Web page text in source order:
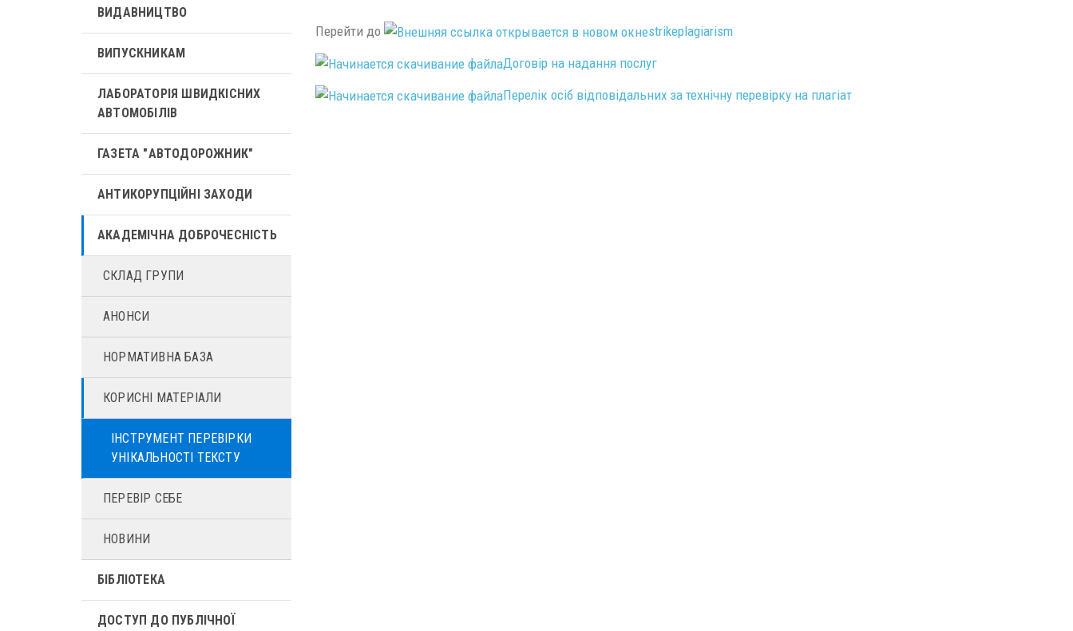
Перейти до strikeplagiarism
Договір на надання послуг
Перелік осіб відповідальних за технічну перевірку на плагіат
ВИДАВНИЦТВО
ВИПУСКНИКАМ
ЛАБОРАТОРІЯ ШВИДКІСНИХ
АВТОМОБІЛІВ
ГАЗЕТА "АВТОДОРОЖНИК"
АНТИКОРУПЦІЙНІ ЗАХОДИ
АКАДЕМІЧНА ДОБРОЧЕСНІСТЬ
СКЛАД ГРУПИ
АНОНСИ
НОРМАТИВНА БАЗА
КОРИСНІ МАТЕРІАЛИ
ІНСТРУМЕНТ ПЕРЕВІРКИ
УНІКАЛЬНОСТІ ТЕКСТУ
ПЕРЕВІР СЕБЕ
НОВИНИ
БІБЛІОТЕКА
ДОСТУП ДО ПУБЛІЧНОЇ